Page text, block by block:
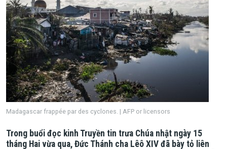
Madagascar frappée par des cyclones. | AFP or licensors
Trong buổi đọc kinh Truyền tin trưa Chúa nhật ngày 15
tháng Hai vừa qua, Đức Thánh cha Lêô XIV đã bày tỏ liên